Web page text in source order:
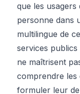
que les
personne dans
multilingue de
services
ne maîtrisent
comprendre les
formuler leur